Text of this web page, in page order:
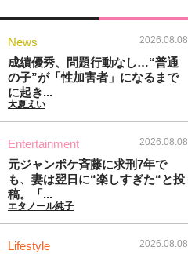
News 2026.08.08
成績優秀、問題行動なし…“普通
の子”が「性加害者」になるまで
に起き...
大夏えい
Entertainment 2026.08.08
元ジャンポケ斉藤に求刑7年で
も、妻は翌日に“楽しすぎた“と投
稿。「...
エタノール純子
Lifestyle 2026.08.08